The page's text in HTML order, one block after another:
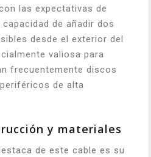
las expectativas de
capacidad de añadir dos
desde el exterior del
valiosa para
frecuentemente discos
de alta
y materiales
de este cable es su